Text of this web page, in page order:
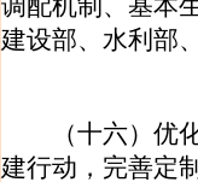
调配机制、基本
建设部、水利部
（十六）优化
建行动，完善定